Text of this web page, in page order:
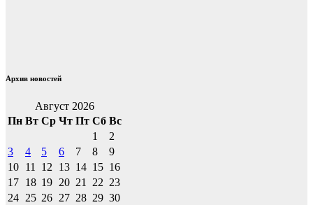
Архив новостей
Август 2026
Пн Вт Ср Чт Пт Сб Вс
1
2
3
4 5 6 7 8
9
10 11 12 13 14 15 16
17 18 19 20 21 22 23
24 25 26 27 28 29 30